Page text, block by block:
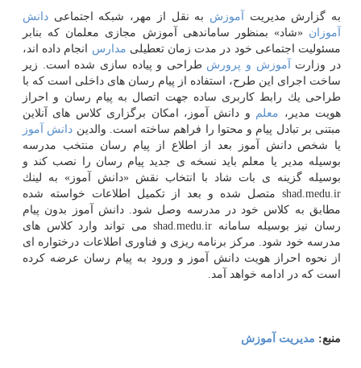
به گزارش مدیریت آموزش به نقل از مهر، شبكه اجتماعی دانش
آموزان «شاد» بمنظور ساماندهی آموزش مجازی معلمان كه بنابر
مسئولیت اجتماعی خود در مدت زمان تعطیلی مدارس انجام داده اند،
در وزارت
آموزش و پرورش طراحی و پیاده سازی شده است. زیر
ساخت اجرای این طرح، استفاده از پیام رسان های داخلی است كه با
طراحی یك رابط كاربری ساده جهت اتصال به پیام رسان و احراز
هویت مدیر، معلم و دانش آموز، امكان برگزاری كلاس های آنلاین
مبتنی بر تبادل پیام و محتوا را فراهم ساخته است. والدین دانش آموز
یا شخص دانش آموز بعد از اطلاع از پیام رسان منتخب مدرسه
بوسیله مدیر یا معلم باید نسخه ی جدید پیام رسان را نصب كند و
بوسیله گزینه ی بات شاد با انتخاب نقش «دانش آموز» به لینك
shad.medu.ir متصل شده و بعد از تكمیل اطلاعات خواسته شده
مطابق به كلاس خود در مدرسه وصل شود. دانش آموز بدون پیام
رسان نیز بوسیله سامانه shad.medu.ir می تواند وارد كلاس های
مدرسه خود شود. مركز برنامه ریزی و فناوری اطلاعات درختواره ای
از نحوه احراز هویت دانش آموز و ورود به پیام رسان عرضه كرده
است كه در ادامه خواهد آمد.
منبع: مدیریت آموزش